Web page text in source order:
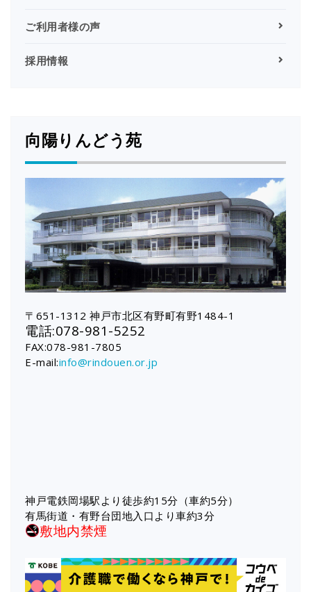
ご利用者様の声
採用情報
向陽りんどう苑
〒651-1312 神戸市北区有野町有野1484-1
電話:078-981-5252
FAX:078-981-7805
E-mail:info@rindouen.or.jp
神戸電鉄岡場駅より徒歩約15分（車約5分）
有馬街道・有野台団地入口より車約3分
敷地内禁煙